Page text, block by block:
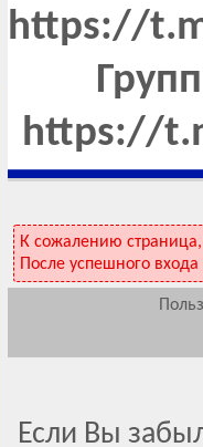
https://
https://
К сожалению
После успешного
Если Вы